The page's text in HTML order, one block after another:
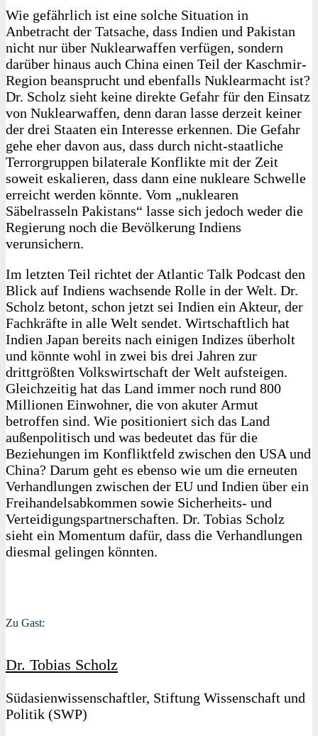
Wie gefährlich ist eine solche Situation in
Anbetracht der Tatsache, dass Indien und Pakistan
nicht nur über Nuklearwaffen verfügen, sondern
darüber hinaus auch China einen Teil der Kaschmir-
Region beansprucht und ebenfalls Nuklearmacht ist?
Dr. Scholz sieht keine direkte Gefahr für den Einsatz
von Nuklearwaffen, denn daran lasse derzeit keiner
der drei Staaten ein Interesse erkennen. Die Gefahr
gehe eher davon aus, dass durch nicht-staatliche
Terrorgruppen bilaterale Konflikte mit der Zeit
soweit eskalieren, dass dann eine nukleare Schwelle
erreicht werden könnte. Vom „nuklearen
Säbelrasseln Pakistans“ lasse sich jedoch weder die
Regierung noch die Bevölkerung Indiens
verunsichern.
Im letzten Teil richtet der Atlantic Talk Podcast den
Blick auf Indiens wachsende Rolle in der Welt. Dr.
Scholz betont, schon jetzt sei Indien ein Akteur, der
Fachkräfte in alle Welt sendet. Wirtschaftlich hat
Indien Japan bereits nach einigen Indizes überholt
und könnte wohl in zwei bis drei Jahren zur
drittgrößten Volkswirtschaft der Welt aufsteigen.
Gleichzeitig hat das Land immer noch rund 800
Millionen Einwohner, die von akuter Armut
betroffen sind. Wie positioniert sich das Land
außenpolitisch und was bedeutet das für die
Beziehungen im Konfliktfeld zwischen den USA und
China? Darum geht es ebenso wie um die erneuten
Verhandlungen zwischen der EU und Indien über ein
Freihandelsabkommen sowie Sicherheits- und
Verteidigungspartnerschaften. Dr. Tobias Scholz
sieht ein Momentum dafür, dass die Verhandlungen
diesmal gelingen könnten.
Zu Gast:
Dr. Tobias Scholz
Südasienwissenschaftler, Stiftung Wissenschaft und
Politik (SWP)